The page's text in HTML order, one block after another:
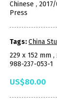
Chinese , 2017/
Press
Tags:China
229 x 152 mm
988-237-053-1
US$80.00